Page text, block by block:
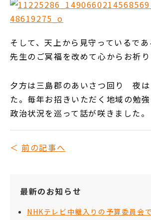
そして、天上から見守っているで
先生のご冥福を改めて心からお祈り
夕方は三島郡のあいさつ回り 夜は
た。毎年お招きいただく地域の勉
政治状況を巡って話が咲きました。
前の記事へ
最新のお知らせ
NHKテレビ中継入りの予算委員会